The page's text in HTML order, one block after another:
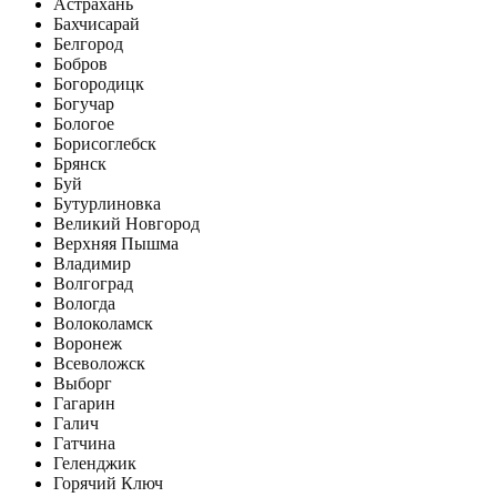
Астрахань
Бахчисарай
Белгород
Бобров
Богородицк
Богучар
Бологое
Борисоглебск
Брянск
Буй
Бутурлиновка
Великий Новгород
Верхняя Пышма
Владимир
Волгоград
Вологда
Волоколамск
Воронеж
Всеволожск
Выборг
Гагарин
Галич
Гатчина
Геленджик
Горячий Ключ